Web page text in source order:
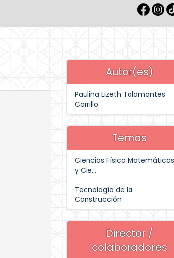
Autor(es)
Paulina Lizeth Talamontes
Carrillo
Temas
Ciencias Físico Matemáticas
y Cie...
Tecnología de la
Construcción
Director /
colaboradores